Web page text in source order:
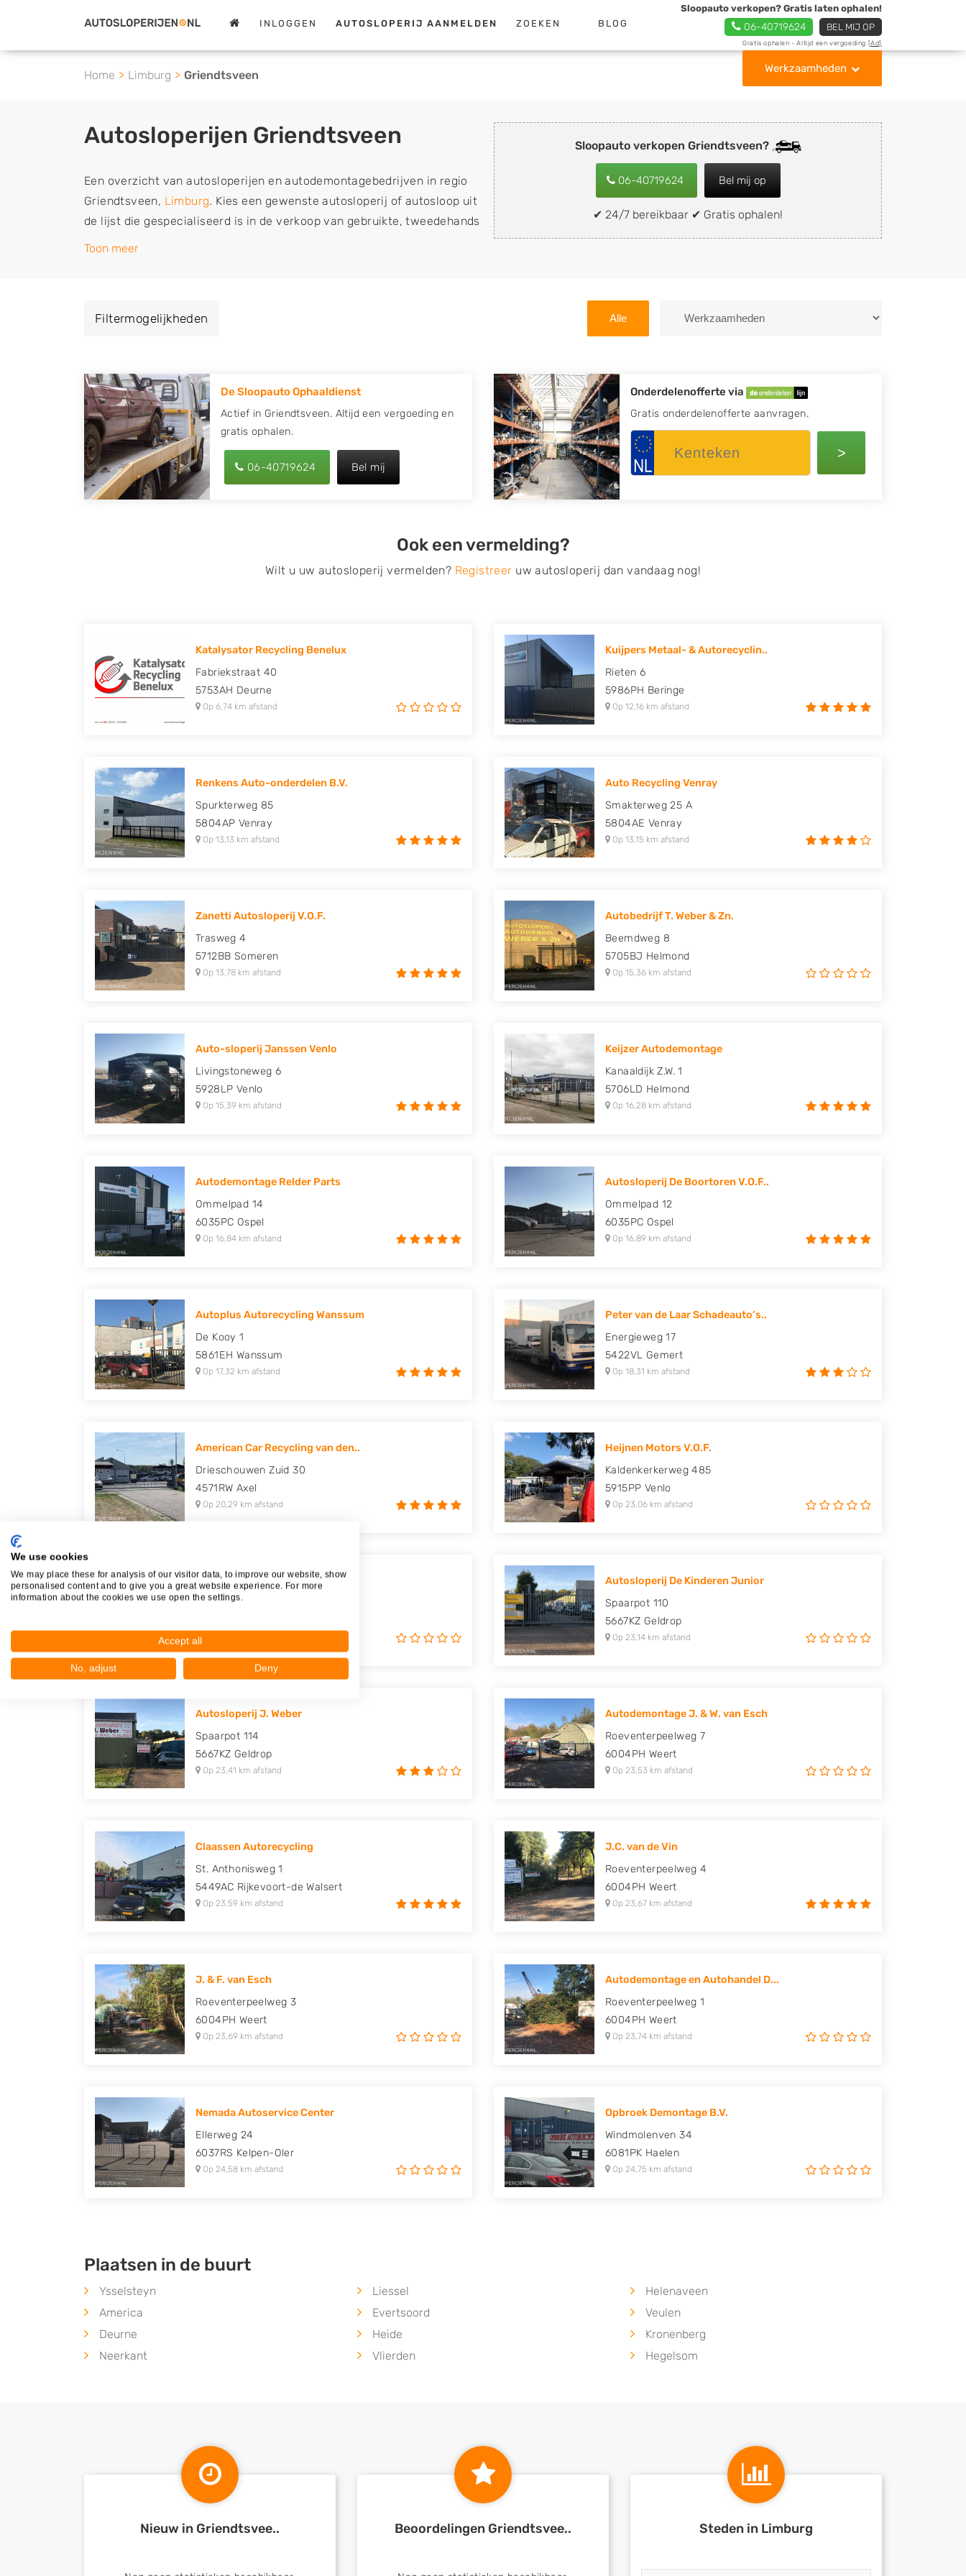
INLOGGEN AUTOSLOPERIJ AANMELDEN ZOEKEN BLOG
Sloopauto verkopen? Gratis laten ophalen!
06-40719624 BEL MIJ OP
Gratis ophalen - Altijd een vergoeding [Ad]
Werkzaamheden
Home Limburg Griendtsveen
Sloopauto verkopen Griendtsveen?
06-40719624 Bel mij op
✔ 24/7 bereikbaar ✔ Gratis ophalen!
Autosloperijen Griendtsveen
Een overzicht van autosloperijen en autodemontagebedrijven in regio
Griendtsveen, Limburg. Kies een gewenste autosloperij of autosloop uit
de lijst die gespecialiseerd is in de verkoop van gebruikte, tweedehands
en sloopauto onderdelen of in de inkoop van sloopauto's, schadeauto's
of deze liever laten ophalen op een locatie naar keuze? Kies dan voor
Zoekt u liever naar een sloperij in een andere plaats of regio? U vindt
hier alle bedrijven inLimburg. U kunt ookzoekennaar een sloop met
behulp van uw postcode.
U kunt er ook voor kiezen om direct uw sloopauto te verkopen en op te
laten halen door de Sloopauto Ophaaldienst van Autosloperijen.nl. Wij
tweedehands auto onderdelen offerte aanvragen? Dat kan via de
Onderdelenlijn! Vul uw kenteken in en druk op verzenden.
Peugeot, Porsche, Renault, Seat, Skoda, Suzuki, Tesla, Toyota,
Volkswagen en Volvo.
Toon meer
Filtermogelijkheden Alle
De Sloopauto Ophaaldienst
Actief in Griendtsveen. Altijd een vergoeding en
gratis ophalen.
06-40719624 Bel mij
Onderdelenofferte via
Gratis onderdelenofferte aanvragen.
>
Ook een vermelding?
Wilt u uw autosloperij vermelden? Registreer uw autosloperij dan vandaag nog!
Katalysator Recycling Benelux
Fabriekstraat 40
5753AH Deurne
Op 6,74 km afstand
Kuijpers Metaal- & Autorecyclin..
Rieten 6
5986PH Beringe
Op 12,16 km afstand
Renkens Auto-onderdelen B.V.
Spurkterweg 85
5804AP Venray
Op 13,13 km afstand
Auto Recycling Venray
Smakterweg 25 A
5804AE Venray
Op 13,15 km afstand
Zanetti Autosloperij V.O.F.
Trasweg 4
5712BB Someren
Op 13,78 km afstand
Autobedrijf T. Weber & Zn.
Beemdweg 8
5705BJ Helmond
Op 15,36 km afstand
Auto-sloperij Janssen Venlo
Livingstoneweg 6
5928LP Venlo
Op 15,39 km afstand
Keijzer Autodemontage
Kanaaldijk Z.W. 1
5706LD Helmond
Op 16,28 km afstand
Autodemontage Relder Parts
Ommelpad 14
6035PC Ospel
Op 16,84 km afstand
Autosloperij De Boortoren V.O.F..
Ommelpad 12
6035PC Ospel
Op 16,89 km afstand
Autoplus Autorecycling Wanssum
De Kooy 1
5861EH Wanssum
Op 17,32 km afstand
Peter van de Laar Schadeauto’s..
Energieweg 17
5422VL Gemert
Op 18,31 km afstand
American Car Recycling van den..
Drieschouwen Zuid 30
4571RW Axel
Op 20,29 km afstand
Heijnen Motors V.O.F.
Kaldenkerkerweg 485
5915PP Venlo
Op 23,06 km afstand
Autosloperij De Kinderen
Spaarpot 107 A
Op 23,09 km afstand
Autosloperij De Kinderen Junior
Spaarpot 110
5667KZ Geldrop
Op 23,14 km afstand
Autosloperij J. Weber
Spaarpot 114
5667KZ Geldrop
Op 23,41 km afstand
Autodemontage J. & W. van Esch
Roeventerpeelweg 7
6004PH Weert
Op 23,53 km afstand
Claassen Autorecycling
St. Anthonisweg 1
5449AC Rijkevoort-de Walsert
Op 23,59 km afstand
J.C. van de Vin
Roeventerpeelweg 4
6004PH Weert
Op 23,67 km afstand
J. & F. van Esch
Roeventerpeelweg 3
6004PH Weert
Op 23,69 km afstand
Autodemontage en Autohandel D...
Roeventerpeelweg 1
6004PH Weert
Op 23,74 km afstand
Nemada Autoservice Center
Ellerweg 24
6037RS Kelpen-Oler
Op 24,58 km afstand
Opbroek Demontage B.V.
Windmolenven 34
6081PK Haelen
Op 24,75 km afstand
Plaatsen in de buurt
Ysselsteyn Liessel
Helenaveen
America
Evertsoord
Veulen
Deurne
Heide
Kronenberg
Neerkant
Vlierden Hegelsom
Nieuw in Griendtsvee.. Beoordelingen Griendtsvee.. Steden in Limburg
We use cookies
We may place these for analysis of our visitor data, to improve our website, show
personalised content and to give you a great website experience. For more
information about the cookies we use open the settings.
Accept all
No, adjust Deny